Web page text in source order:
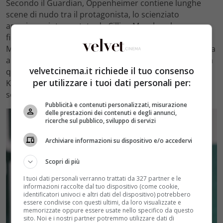
Secondo il Guardian, Oppenheimer contiene lunghe
scene di nudo tra il protagonista, lo scienziato
americano interpretato da Cillian Murphy e la sua ex
fidanzata Jean Tatlock, interpretata da Florence Pugh.
Ma non è finita qui perché il quotidiano britannico parla
anche di
, alla
quale è andato il ruolo della biologa e botanica
Katherine “Kitty” Oppenheimer, la moglie dello
scienziato.
velvetcinema.it richiede il tuo consenso
per utilizzare i tuoi dati personali per:
Pubblicità e contenuti personalizzati, misurazione
delle prestazioni dei contenuti e degli annunci,
ricerche sul pubblico, sviluppo di servizi
Archiviare informazioni su dispositivo e/o accedervi
Scopri di più
I tuoi dati personali verranno trattati da 327 partner e le
informazioni raccolte dal tuo dispositivo (come cookie,
identificatori univoci e altri dati del dispositivo) potrebbero
essere condivise con questi ultimi, da loro visualizzate e
memorizzate oppure essere usate nello specifico da questo
sito. Noi e i nostri partner potremmo utilizzare dati di